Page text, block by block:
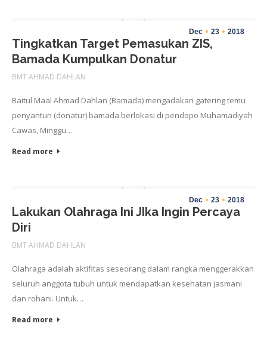
Dec 23 2018
Tingkatkan Target Pemasukan ZIS,
Bamada Kumpulkan Donatur
BMT AHMAD DAHLAN
Baitul Maal Ahmad Dahlan (Bamada) mengadakan gatering temu
penyantun (donatur) bamada berlokasi di pendopo Muhamadiyah
Cawas, Minggu…
Read more
Dec 23 2018
Lakukan Olahraga Ini JIka Ingin Percaya
Diri
BMT AHMAD DAHLAN
Olahraga adalah aktifitas seseorang dalam rangka menggerakkan
seluruh anggota tubuh untuk mendapatkan kesehatan jasmani
dan rohani. Untuk…
Read more